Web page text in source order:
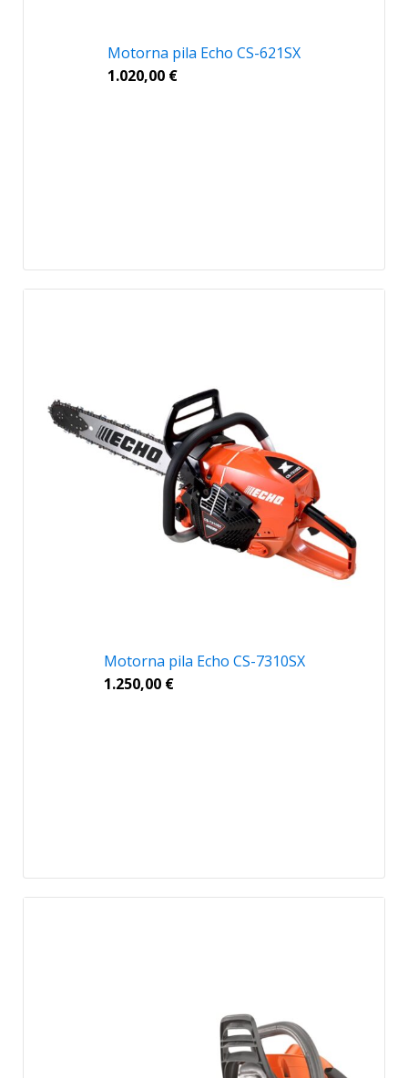
Motorna pila Echo CS-621SX
1.020,00 €
Motorna pila Echo CS-7310SX
1.250,00 €